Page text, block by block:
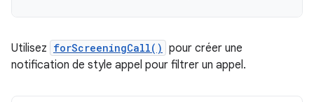
Utilisez forScreeningCall() pour créer une
notification de style appel pour filtrer un appel.